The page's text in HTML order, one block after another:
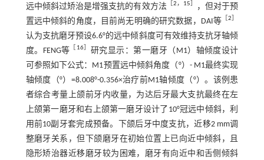
远中倾斜过矫治是增强支抗的有效方法［2， 15］
，但对于预
置远中倾斜的角度，目前尚无明确的研究数据，DAI等 ［2］
认为支抗磨牙预设6.6°的远中倾斜度可有效维持支抗牙轴倾
度。FENG等 ［ 16］ 研究显示：第一磨牙（M1）轴倾度设计
可参照如下公式：M1预置远中倾斜角度（°）- M1最终实现
轴倾度（°）=8.008°-0.356×治疗前M1轴倾度（°）。该例患
者综合考量上颌前牙内收量，为达后牙最大支抗最终在左
上颌第一磨牙和右上颌第一磨牙设计了10°冠远中倾斜，利
用前10副牙套完成预备。下颌后牙中度支抗，近移2 mm调
整磨牙关系，但下颌磨牙在初始位置上已向近中倾斜，且
隐形矫治器近移磨牙较为困难，磨牙有向近中和舌侧倾斜